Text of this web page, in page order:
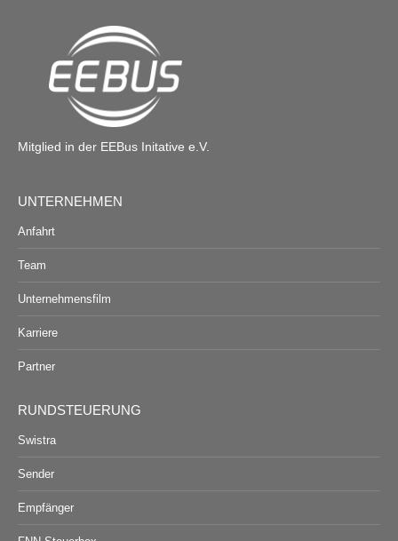
Mitglied in der EEBus Initative e.V.
UNTERNEHMEN
Anfahrt
Team
Unternehmensfilm
Karriere
Partner
RUNDSTEUERUNG
Swistra
Sender
Empfänger